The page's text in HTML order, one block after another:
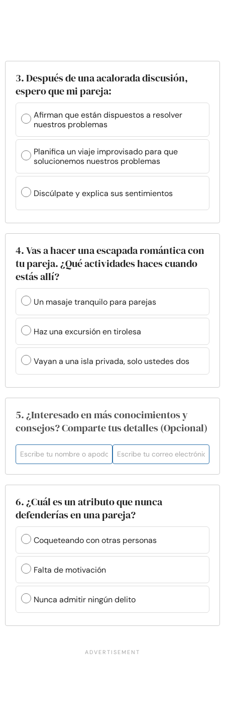
3. Después de una acalorada discusión,
espero que mi pareja:
Afirman que están dispuestos a resolver
nuestros problemas
Planifica un viaje improvisado para que
solucionemos nuestros problemas
Discúlpate y explica sus sentimientos
4. Vas a hacer una escapada romántica con
tu pareja. ¿Qué actividades haces cuando
estás allí?
Un masaje tranquilo para parejas
Haz una excursión en tirolesa
Vayan a una isla privada, solo ustedes dos
5. ¿Interesado en más conocimientos y
consejos? Comparte tus detalles (Opcional)
6. ¿Cuál es un atributo que nunca
defenderías en una pareja?
Coqueteando con otras personas
Falta de motivación
Nunca admitir ningún delito